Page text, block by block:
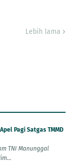
Lebih lama
Pagi Satgas TMMD
TNI Manunggal